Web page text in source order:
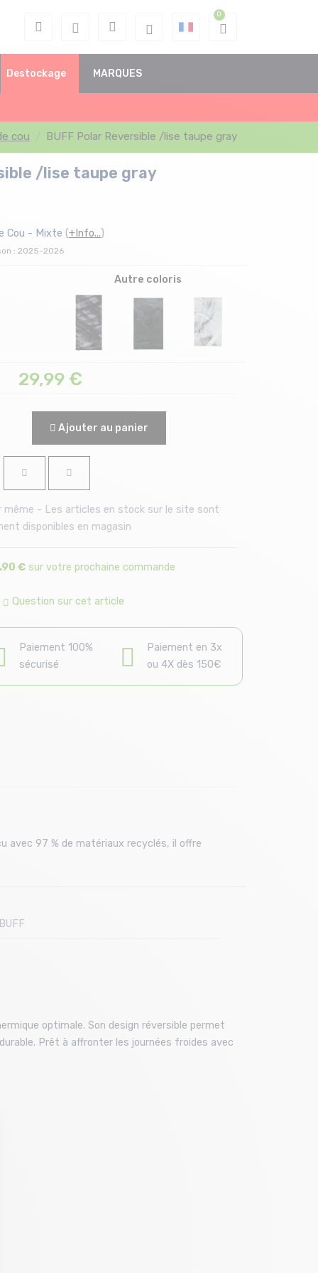
Destockage MARQUES
cou BUFF Polar Reversible /lise taupe gray
/lise taupe gray
Cou - Mixte (+Info...)
: 2025-2026
Autre coloris
29,99 €
Ajouter au panier
même - Les articles en stock sur le site sont
disponibles en magasin
€sur votre prochaine commande
Question sur cet article
Paiement 100%
sécurisé
Paiement en 3x
ou 4X dès 150€
avec 97 % de matériaux recyclés, il offre
BUFF
optimale. Son design réversible permet
Prêt à affronter les journées froides avec